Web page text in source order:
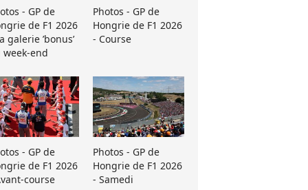
- GP de
de F1 2026
galerie ’bonus’
week-end
Photos - GP de
Hongrie de F1 2026
- Course
- GP de
de F1 2026
course
Photos - GP de
Hongrie de F1 2026
- Samedi